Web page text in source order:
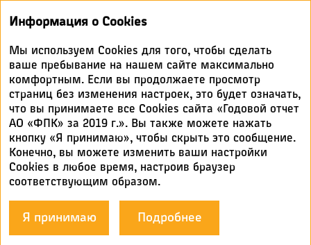
отчет 2019
СТРУКТУРА ИНВЕСТИЦИЙ
В отчетном периоде 41,9 млрд руб. (95,9 %
инвестиций) направлены на обновление
и модернизацию пассажирского подвижного
состава, в том числе:
на приобретение 574 новых пассажирских
вагонов – ​30,7 млрд руб., включая:
в фирменных поездах,
Информация о Cookies
Мы используем Cookies для того, чтобы сделать
ваше пребывание на нашем сайте максимально
комфортным. Если вы продолжаете просмотр
страниц без изменения настроек, это будет означать,
что вы принимаете все Cookies сайта «Годовой отчет
АО «ФПК» за 2019 г.». Вы также можете нажать
кнопку «Я принимаю», чтобы скрыть это сообщение.
Конечно, вы можете изменить ваши настройки
Cookies в любое время, настроив браузер
соответствующим образом.
Я принимаю Подробнее